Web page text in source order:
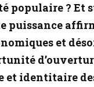
populaire ? Et
puissance
et
et identitaire